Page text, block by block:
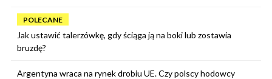
POLECANE
Jak ustawić talerzówkę, gdy ściąga ją na boki lub zostawia
bruzdę?
Argentyna wraca na rynek drobiu UE. Czy polscy hodowcy